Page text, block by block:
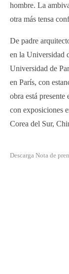
hombre. La
otra más tensa
De padre
en la Universidad
Universidad de
en París, con
obra está
con exposiciones
Corea del Sur,
Descarga Nota de